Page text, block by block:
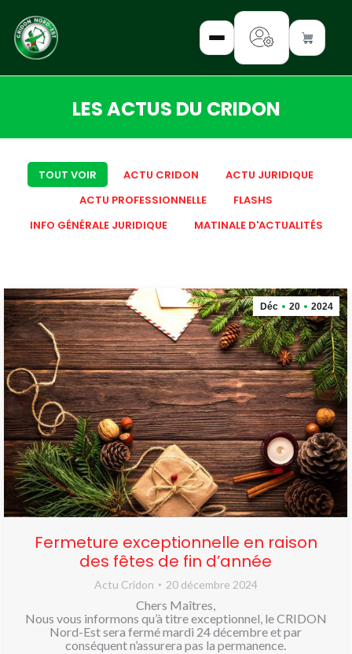
✕
INTERROGEZ-
NOUS
VOUS
LISEZ-NOUS
NOUS
CONNAÎTRE
CONTACT
LES ACTUS DU CRIDON
TOUT VOIR ACTU CRIDON
ACTU JURIDIQUE
ACTU PROFESSIONNELLE
FLASHS
INFO GÉNÉRALE JURIDIQUE
MATINALE D'ACTUALITÉS
Déc 20 2024
Fermeture exceptionnelle en raison
des fêtes de fin d’année
Actu Cridon 20 décembre 2024
Chers Maîtres,
Nous vous informons qu’à titre exceptionnel, le CRIDON
Nord-Est sera fermé mardi 24 décembre et par
conséquent n’assurera pas la permanence.